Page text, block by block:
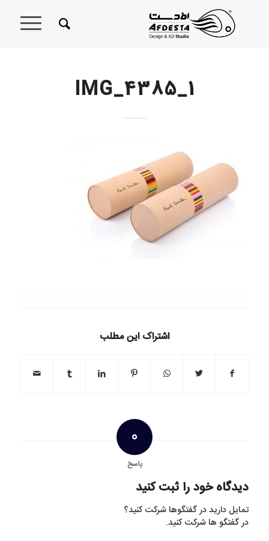
IMG_4385_1
اشتراک این مطلب
0
پاسخ
دیدگاه خود را ثبت کنید
تمایل دارید در گفتگوها شرکت کنید؟
در گفتگو ها شرکت کنید.